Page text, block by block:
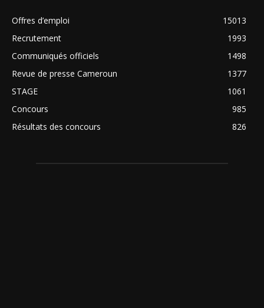
Offres d’emploi
15013
Recrutement
1993
Communiqués officiels
1498
Revue de presse Cameroun
1377
STAGE
1061
Concours
985
Résultats des concours
826